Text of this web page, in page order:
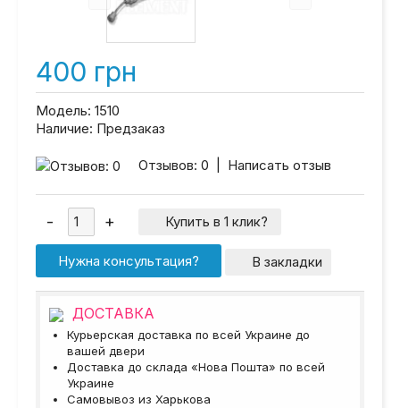
400 грн
Модель: 1510
Наличие: Предзаказ
Отзывов: 0 Написать отзыв
Купить в 1 клик?
Нужна консультация? В закладки
ДОСТАВКА
Курьерская доставка по всей Украине до
вашей двери
Доставка до склада «Нова Пошта» по всей
Украине
Самовывоз из Харькова